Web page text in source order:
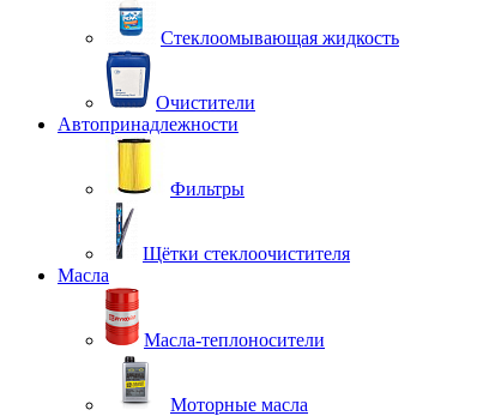
Стеклоомывающая жидкость
Очистители
Автопринадлежности
Фильтры
Щётки стеклоочистителя
Масла
Масла-теплоносители
Моторные масла